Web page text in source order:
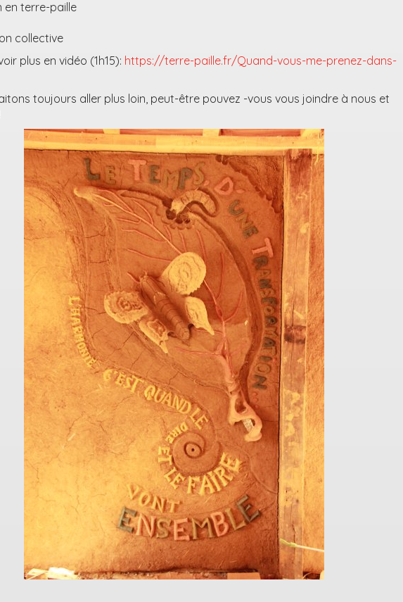
en terre-paille
collective
plus en vidéo (1h15): https://terre-paille.fr/Quand-vous-me-prenez-dans-
toujours aller plus loin, peut-être pouvez -vous vous joindre à nous et